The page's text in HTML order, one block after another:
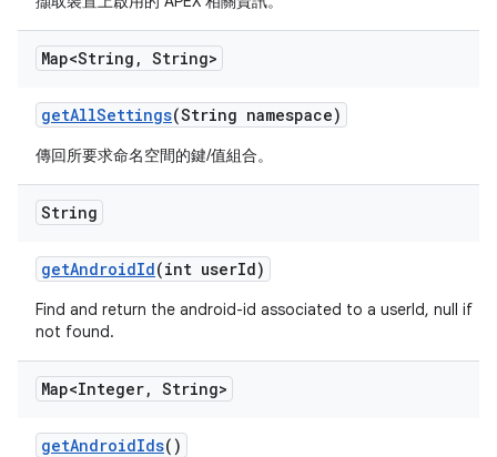
Map<String , String>
getAllSettings(String namespace)
傳回所要求命名空間的鍵/值組合。
String
getAndroidId(int userId)
Find and return the android-id associated to a userId, null if
not found.
Map<Integer, String>
getAndroidIds()